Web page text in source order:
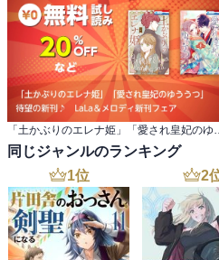
「土かぶりのエレナ姫」「
同じジャンルのランキング
1位 2